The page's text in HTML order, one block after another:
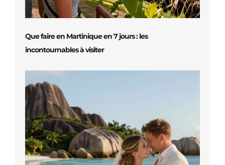
Que faire en Martinique en 7 jours : les
incontournables à visiter